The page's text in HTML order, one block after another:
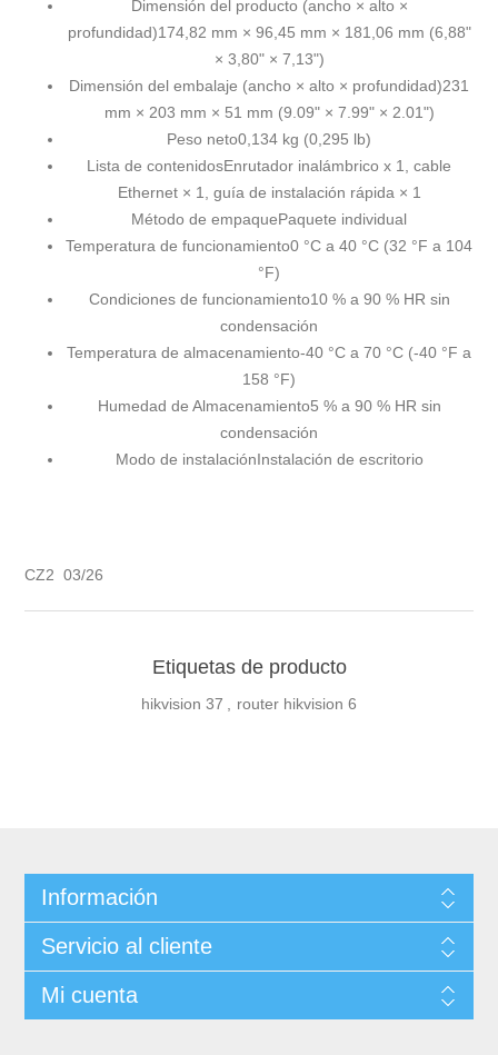
Dimensión del producto (ancho × alto ×
profundidad)174,82 mm × 96,45 mm × 181,06 mm (6,88"
× 3,80" × 7,13")
Dimensión del embalaje (ancho × alto × profundidad)231
mm × 203 mm × 51 mm (9.09" × 7.99" × 2.01")
Peso neto0,134 kg (0,295 lb)
Lista de contenidosEnrutador inalámbrico x 1, cable
Ethernet × 1, guía de instalación rápida × 1
Método de empaquePaquete individual
Temperatura de funcionamiento0 °C a 40 °C (32 °F a 104
°F)
Condiciones de funcionamiento10 % a 90 % HR sin
condensación
Temperatura de almacenamiento-40 °C a 70 °C (-40 °F a
158 °F)
Humedad de Almacenamiento5 % a 90 % HR sin
condensación
Modo de instalaciónInstalación de escritorio
CZ2 03/26
Etiquetas de producto
hikvision 37 , router hikvision 6
Información
Servicio al cliente
Mi cuenta